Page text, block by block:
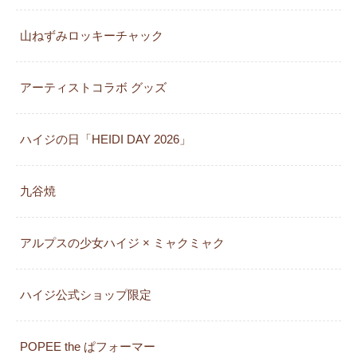
山ねずみロッキーチャック
アーティストコラボ グッズ
ハイジの日「HEIDI DAY 2026」
九谷焼
アルプスの少女ハイジ × ミャクミャク
ハイジ公式ショップ限定
POPEE the ぱフォーマー